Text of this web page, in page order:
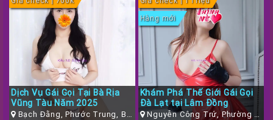
Dịch Vụ Gái Gọi Tại Bà Rịa
Vũng Tàu Năm 2025
Bạch Đằng, Phước Trung, Bà
Hàng mới
Khám Phá Thế Giới Gái Gọi
Đà Lạt tại Lâm Đồng
Nguyễn Công Trứ, Phường 8,